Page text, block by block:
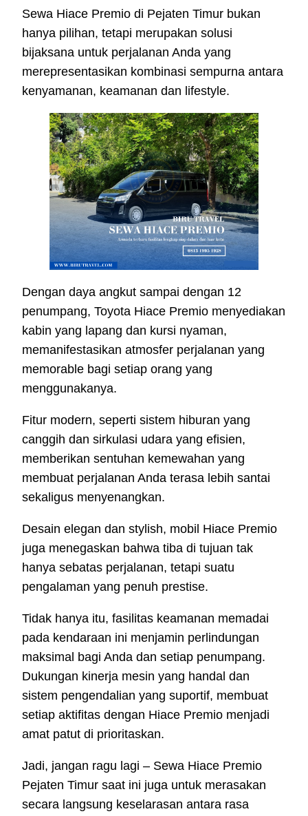
Sewa Hiace Premio di Pejaten Timur bukan
hanya pilihan, tetapi merupakan solusi
bijaksana untuk perjalanan Anda yang
merepresentasikan kombinasi sempurna antara
kenyamanan, keamanan dan lifestyle.
Dengan daya angkut sampai dengan 12
penumpang, Toyota Hiace Premio menyediakan
kabin yang lapang dan kursi nyaman,
memanifestasikan atmosfer perjalanan yang
memorable bagi setiap orang yang
menggunakanya.
Fitur modern, seperti sistem hiburan yang
canggih dan sirkulasi udara yang efisien,
memberikan sentuhan kemewahan yang
membuat perjalanan Anda terasa lebih santai
sekaligus menyenangkan.
Desain elegan dan stylish, mobil Hiace Premio
juga menegaskan bahwa tiba di tujuan tak
hanya sebatas perjalanan, tetapi suatu
pengalaman yang penuh prestise.
Tidak hanya itu, fasilitas keamanan memadai
pada kendaraan ini menjamin perlindungan
maksimal bagi Anda dan setiap penumpang.
Dukungan kinerja mesin yang handal dan
sistem pengendalian yang suportif, membuat
setiap aktifitas dengan Hiace Premio menjadi
amat patut di prioritaskan.
Jadi, jangan ragu lagi – Sewa Hiace Premio
Pejaten Timur saat ini juga untuk merasakan
secara langsung keselarasan antara rasa